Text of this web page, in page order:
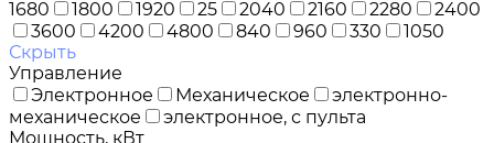
1680
1800 1920 25 2040 2160 2280
2400
3600
4200 4800 840 960 330
1050
Скрыть
Управление
Электронное
Механическое
электронно-
механическое
электронное, с пульта
Мощность, кВт